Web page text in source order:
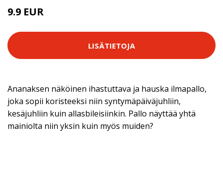
9.9 EUR
LISÄTIETOJA
Ananaksen näköinen ihastuttava ja hauska ilmapallo,
joka sopii koristeeksi niin syntymäpäiväjuhliin,
kesäjuhliin kuin allasbileisiinkin. Pallo näyttää yhtä
mainiolta niin yksin kuin myös muiden?